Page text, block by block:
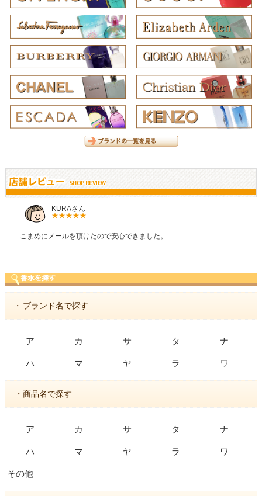
KURAさん
こまめにメールを頂けたので安心できました。
・ ブランド名で探す
ア カ サ タ ナ
ハ マ ヤ ラ ワ
・商品名で探す
ア カ サ タ ナ
ハ マ ヤ ラ ワ
その他